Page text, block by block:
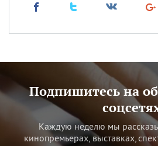
Подпишитесь на
Каждую неделю мы
кинопремьерах, выставках,